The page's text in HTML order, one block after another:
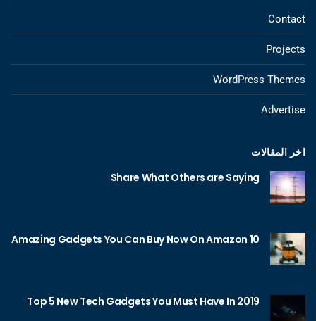
Contact
Projects
WordPress Themes
Advertise
اخر المقالات
Share What Others are Saying
10 Amazing Gadgets You Can Buy Now On Amazon
Top 5 New Tech Gadgets You Must Have In 2019